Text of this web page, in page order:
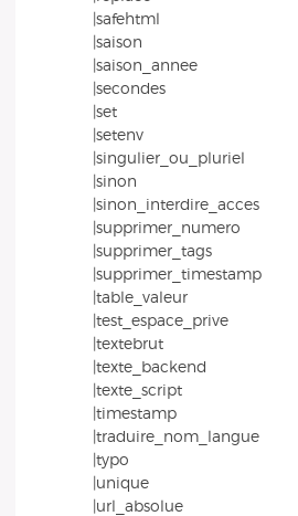
|safehtml
|saison
|saison_annee
|secondes
|set
|setenv
|singulier_ou_pluriel
|sinon
|sinon_interdire_acces
|supprimer_numero
|supprimer_tags
|supprimer_timestamp
|table_valeur
|test_espace_prive
|textebrut
|texte_backend
|texte_script
|timestamp
|traduire_nom_langue
|typo
|unique
|url_absolue